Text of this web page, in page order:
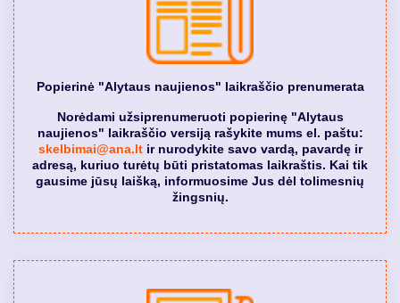
Popierinė "Alytaus naujienos" laikraščio prenumerata
Norėdami užsiprenumeruoti popierinę "Alytaus
naujienos" laikraščio versiją rašykite mums el. paštu:
skelbimai@ana.ltir nurodykite savo vardą, pavardę ir
adresą, kuriuo turėtų būti pristatomas laikraštis. Kai tik
gausime jūsų laišką, informuosime Jus dėl tolimesnių
žingsnių.